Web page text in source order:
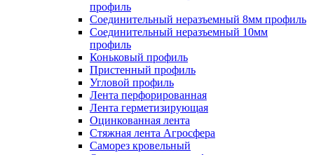
профиль
Соединительный неразъемный 8мм профиль
Соединительный неразъемный 10мм
профиль
Коньковый профиль
Пристенный профиль
Угловой профиль
Лента перфорированная
Лента герметизирующая
Оцинкованная лента
Стяжная лента Агросфера
Саморез кровельный